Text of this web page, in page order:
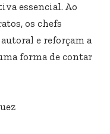
essencial. Ao
os chefs
e reforçam a
forma de contar